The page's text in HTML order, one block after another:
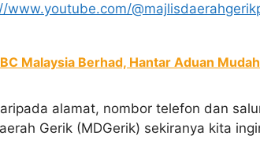
www.youtube.com/
Malaysia Berhad, Hantar Aduan
alamat, nombor telefon dan
Gerik (MDGerik) sekiranya kita